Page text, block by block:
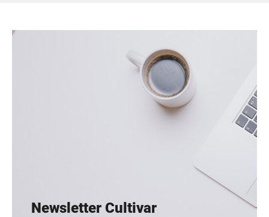
Newsletter Cultivar